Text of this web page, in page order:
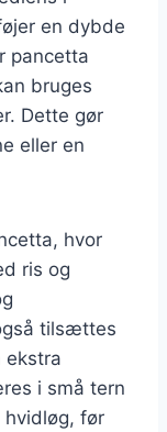
en dybde
pancetta
bruges
Dette gør
eller en
hvor
ris og
tilsættes
ekstra
i små tern
hvidløg, før